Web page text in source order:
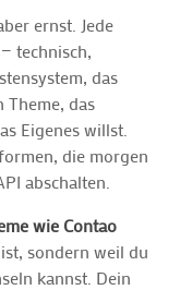
ernst. Jede
technisch,
das
Theme, das
Eigenes willst.
die morgen
abschalten.
wie Contao
sondern weil du
kannst. Dein